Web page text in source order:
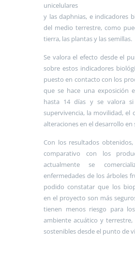
unicelulares
y las daphnias, e indicadores
del medio terrestre, como
tierra, las plantas y las semillas.
Se valora el efecto desde el
sobre estos indicadores
puesto en contacto con los
que se hace una exposición
hasta 14 días y se valora
supervivencia, la movilidad, el
alteraciones en el desarrollo
Con los resultados
comparativo con los
actualmente se
enfermedades de los árboles
podido constatar que los
en el proyecto son más
tienen menos riesgo para
ambiente acuático y
sostenibles desde el punto de